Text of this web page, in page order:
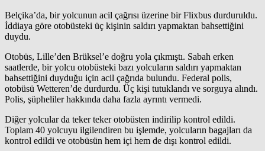
Belçika’da, bir yolcunun acil çağrısı üzerine bir Flixbus durduruldu.
İddiaya göre otobüsteki üç kişinin saldırı yapmaktan bahsettiğini
duydu.
Otobüs, Lille’den Brüksel’e doğru yola çıkmıştı. Sabah erken
saatlerde, bir yolcu otobüsteki bazı yolcuların saldırı yapmaktan
bahsettiğini duyduğu için acil çağrıda bulundu. Federal polis,
otobüsü Wetteren’de durdurdu. Üç kişi tutuklandı ve sorguya alındı.
Polis, şüpheliler hakkında daha fazla ayrıntı vermedi.
Diğer yolcular da teker teker otobüsten indirilip kontrol edildi.
Toplam 40 yolcuyu ilgilendiren bu işlemde, yolcuların bagajları da
kontrol edildi ve otobüsün hem içi hem de dışı kontrol edildi.